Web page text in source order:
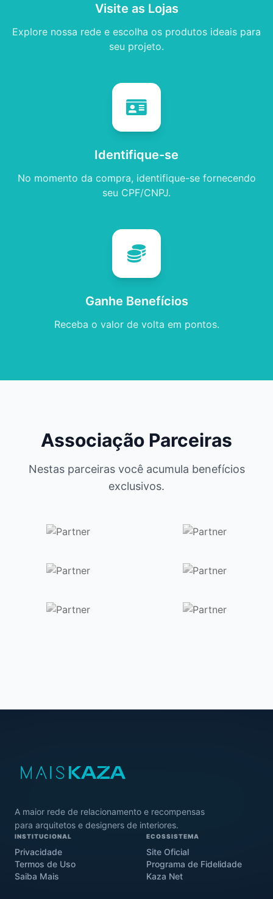
Visite as Lojas
Explore nossa rede e escolha os produtos ideais para
seu projeto.
Identifique-se
No momento da compra, identifique-se fornecendo
seu CPF/CNPJ.
Ganhe Benefícios
Receba o valor de volta em pontos.
Associação Parceiras
Nestas parceiras você acumula benefícios
exclusivos.
A maior rede de relacionamento e recompensas
para arquitetos e designers de interiores.
INSTITUCIONAL
Privacidade
Termos de Uso
Saiba Mais
ECOSSISTEMA
Site Oficial
Programa de Fidelidade
Kaza Net